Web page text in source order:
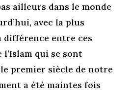
ailleurs dans le monde
avec la plus
différence entre ces
qui se sont
premier siècle de notre
a été maintes fois